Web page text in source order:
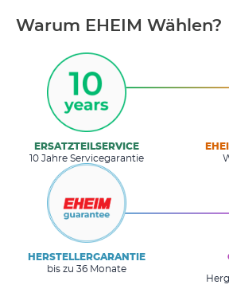
Warum EHEIM Wählen?
ERSATZTEILSERVICE
10 Jahre Servicegarantie
HERSTELLERGARANTIE
bis zu 36 Monate